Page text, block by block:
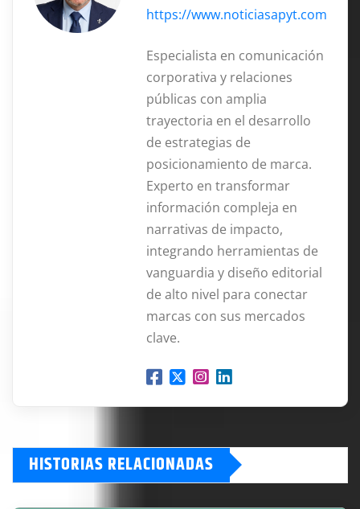
https://www.noticiasapyt.com
Especialista en comunicación
corporativa y relaciones
públicas con amplia
trayectoria en el desarrollo
de estrategias de
posicionamiento de marca.
Experto en transformar
información compleja en
narrativas de impacto,
integrando herramientas de
vanguardia y diseño editorial
de alto nivel para conectar
marcas con sus mercados
clave.
HISTORIAS RELACIONADAS